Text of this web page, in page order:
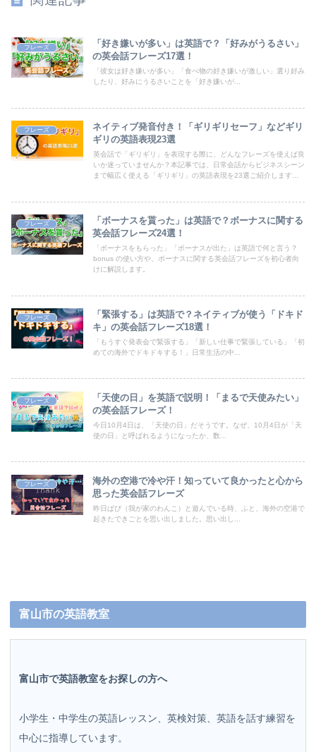
フレーズ
「好き嫌いが多い」は英語で？「好みがうるさい」
の英会話フレーズ17選！
「彼女は好き嫌いが多い」「食べ物の好き嫌いが激しい」選り好み
したり、好みにうるさいことを「好き嫌いが...
フレーズ
ネイティブ発音付き！「ギリギリセーフ」などギリ
ギリの英語表現23選
英会話で「ギリギリ」を表現する際に、どんなフレーズを使えば良
いか迷っていませんか？本記事では、日常会話からビジネスシーン
まで幅広く使える「ギリギリ」の英語表現を23選ご紹介します。
フレーズ
「ボーナスを貰った」は英語で？ボーナスに関する
英会話フレーズ24選！
「ボーナスをもらった」「ボーナスが出た」は英語で何と言う？
bonus の使い方や、ボーナスに関する英会話フレーズを初心者向
けに解説します。
フレーズ
「緊張する」は英語で？ネイティブが使う「ドキド
キ」の英会話フレーズ18選！
「もうすぐ発表会で緊張する」「新しい仕事で緊張している」「初
めての海外でドキドキする！」日常生活の中...
フレーズ
「天使の日」を英語で説明！「まるで天使みたい」
の英会話フレーズ！
今日10月4日は、「天使の日」だそうです。なぜ、10月4日が「天
使の日」と呼ばれるようになったか、数...
フレーズ
海外の空港で冷や汗！知っていて良かったと心から
思った英会話フレーズ
昨日ぱぴ（我が家のわんこ）と遊んでいる時、ふと、海外の空港で
起きたできごとを思い出しました。思い出し...
富山市の英語教室
富山市で英語教室をお探しの方へ
小学生・中学生の英語レッスン、英検対策、英語を話す練習を
中心に指導しています。